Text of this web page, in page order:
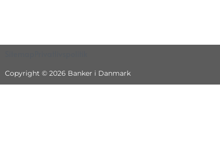
Copyright © 2026 Banker i Danmark